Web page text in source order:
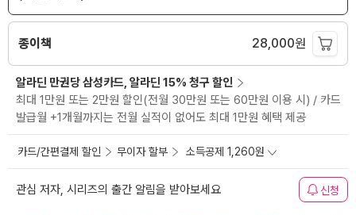
종이책 28,000원
알라딘 만권당 삼성카드, 알라딘 15% 청구 할인
최대 1만원 또는 2만원 할인(전월 30만원 또는 60만원 이용 시) / 카드
발급월 +1개월까지는 전월 실적이 없어도 최대 1만원 혜택 제공
카드/간편결제 할인 무이자 할부 소득공제 1,260원
관심 저자, 시리즈의 출간 알림을 받아보세요 신청